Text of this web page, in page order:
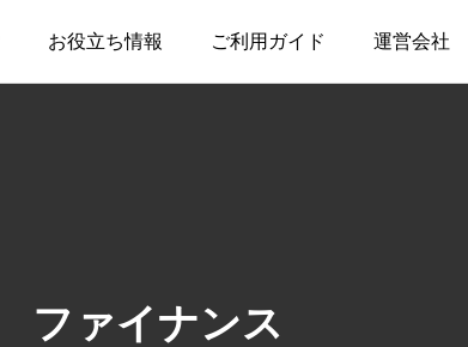
お役立ち情報 ご利用ガイド 運営会社
ファイナンス